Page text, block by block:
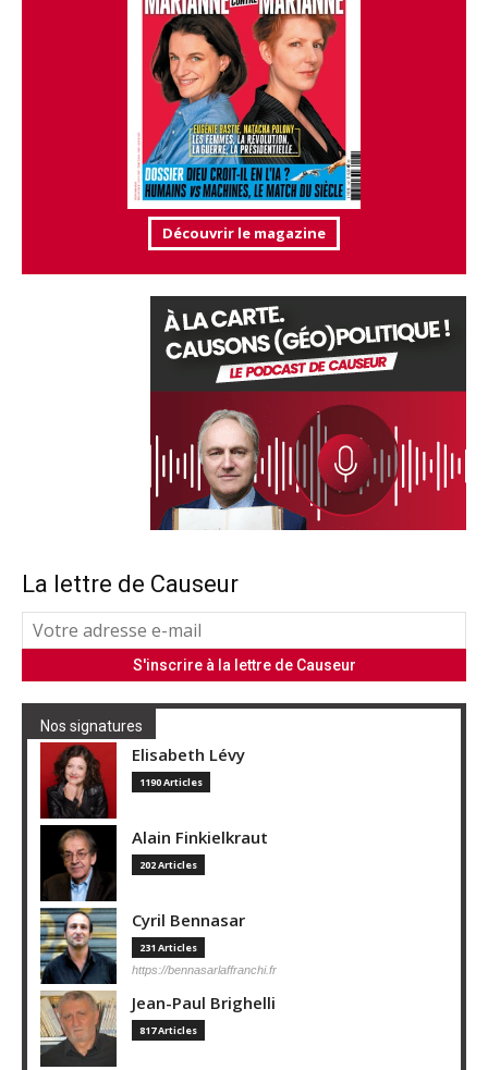
Découvrir le magazine
La lettre de Causeur
Nos signatures
Elisabeth Lévy
1190 Articles
Alain Finkielkraut
202 Articles
Cyril Bennasar
231 Articles
https://bennasarlaffranchi.fr
Jean-Paul Brighelli
817 Articles